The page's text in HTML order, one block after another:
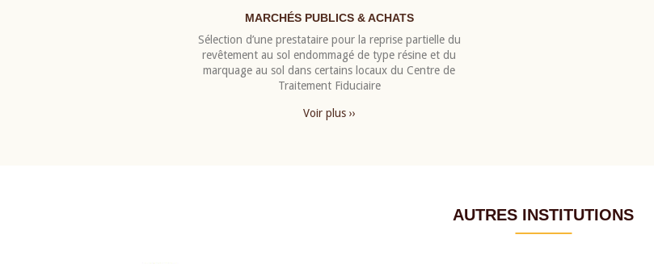
MARCHÉS PUBLICS & ACHATS
Sélection d’une prestataire pour la reprise partielle du
revêtement au sol endommagé de type résine et du
marquage au sol dans certains locaux du Centre de
Traitement Fiduciaire
Voir plus ››
AUTRES INSTITUTIONS